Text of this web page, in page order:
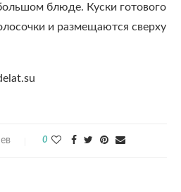
блюде. Куски готового
и размещаются сверху
0